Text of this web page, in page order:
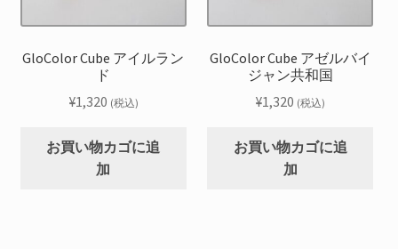
GloColor Cube アイルラン
ド
¥1,320 (税込)
お買い物カゴに追
加
GloColor Cube アゼルバイ
ジャン共和国
¥1,320 (税込)
お買い物カゴに追
加